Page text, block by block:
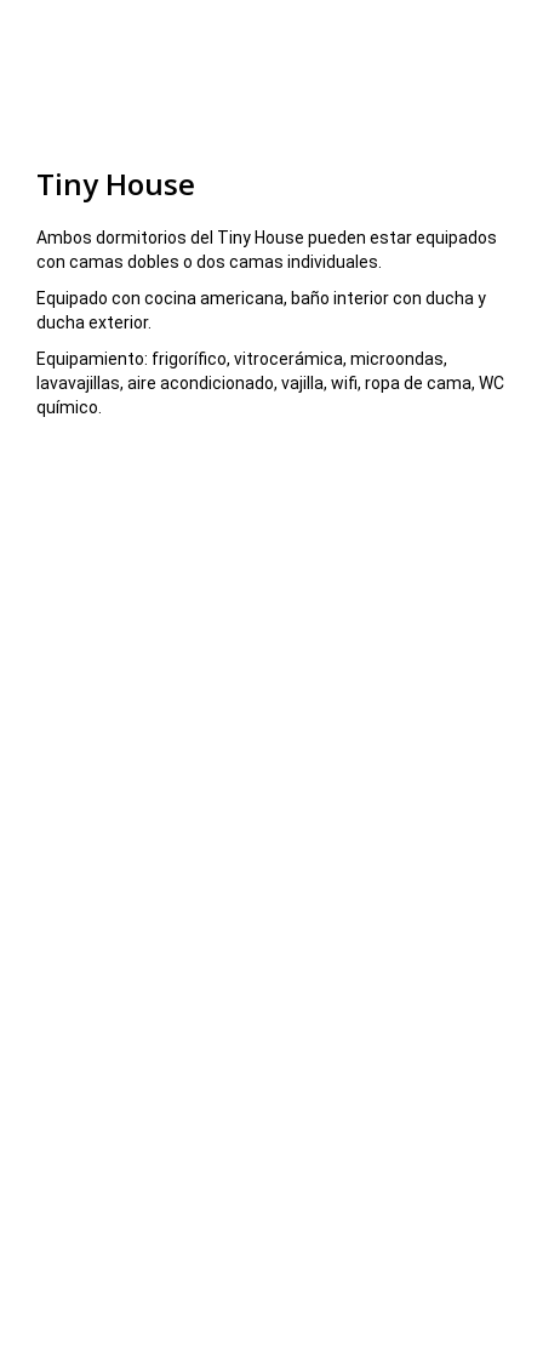
Tiny House
Ambos dormitorios del Tiny House pueden estar equipados
con camas dobles o dos camas individuales.
Equipado con cocina americana, baño interior con ducha y
ducha exterior.
Equipamiento: frigorífico, vitrocerámica, microondas,
lavavajillas, aire acondicionado, vajilla, wifi, ropa de cama, WC
químico.